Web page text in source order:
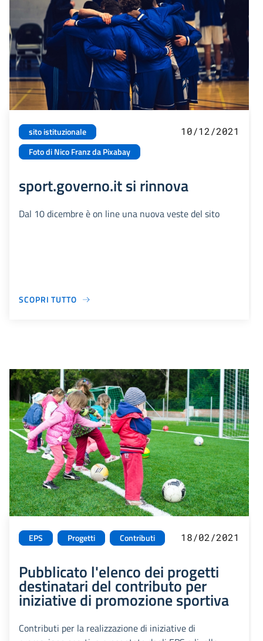
sito istituzionale
Foto di Nico Franz da Pixabay
10/12/2021
sport.governo.it si rinnova
Dal 10 dicembre è on line una nuova veste del sito
SCOPRI TUTTO
EPS Progetti Contributi 18/02/2021
Pubblicato l'elenco dei progetti
destinatari del contributo per
iniziative di promozione sportiva
Contributi per la realizzazione di iniziative di